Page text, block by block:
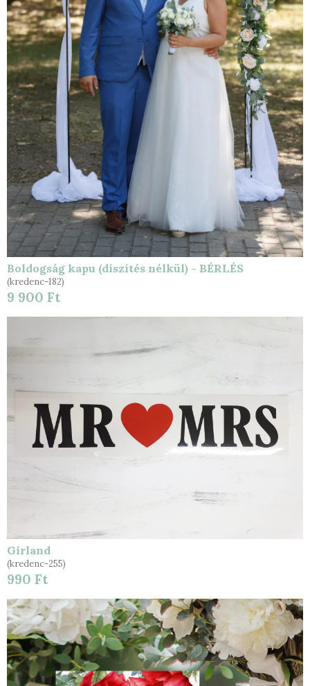
Boldogság kapu (díszítés nélkül) - BÉRLÉS
(kredenc-182)
9 900 Ft
Girland
(kredenc-255)
990 Ft